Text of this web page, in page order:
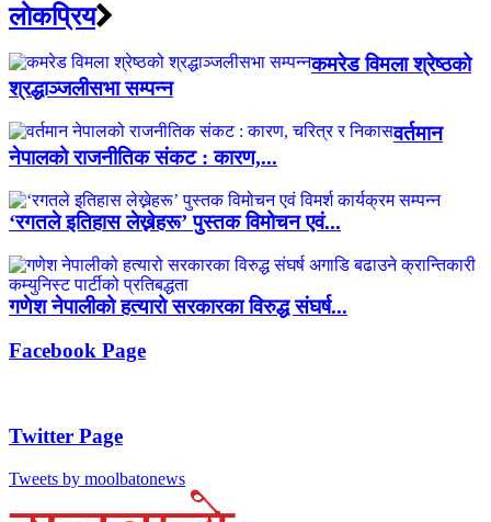
लाेकप्रिय
कमरेड विमला श्रेष्ठको
श्रद्धाञ्जलीसभा सम्पन्न
वर्तमान
नेपालको राजनीतिक संकट : कारण,...
‘रगतले इतिहास लेख्नेहरू’ पुस्तक विमोचन एवं...
गणेश नेपालीको हत्यारो सरकारका विरुद्ध संघर्ष...
Facebook Page
Twitter Page
Tweets by moolbatonews